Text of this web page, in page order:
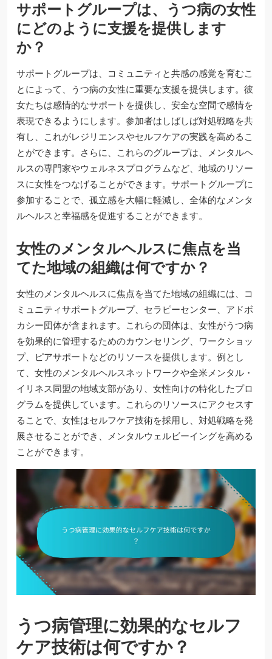
サポートグループは、うつ病の女性
にどのように支援を提供します
か？
サポートグループは、コミュニティと共感の感覚を育むこ
とによって、うつ病の女性に重要な支援を提供します。彼
女たちは感情的なサポートを提供し、安全な空間で感情を
表現できるようにします。参加者はしばしば対処戦略を共
有し、これがレジリエンスやセルフケアの実践を高めるこ
とができます。さらに、これらのグループは、メンタルヘ
ルスの専門家やウェルネスプログラムなど、地域のリソー
スに女性をつなげることができます。サポートグループに
参加することで、孤立感を大幅に軽減し、全体的なメンタ
ルヘルスと幸福感を促進することができます。
女性のメンタルヘルスに焦点を当
てた地域の組織は何ですか？
女性のメンタルヘルスに焦点を当てた地域の組織には、コ
ミュニティサポートグループ、セラピーセンター、アドボ
カシー団体が含まれます。これらの団体は、女性がうつ病
を効果的に管理するためのカウンセリング、ワークショッ
プ、ピアサポートなどのリソースを提供します。例とし
て、女性のメンタルヘルスネットワークや全米メンタル・
イリネス同盟の地域支部があり、女性向けの特化したプロ
グラムを提供しています。これらのリソースにアクセスす
ることで、女性はセルフケア技術を採用し、対処戦略を発
展させることができ、メンタルウェルビーイングを高める
ことができます。
うつ病管理に効果的なセルフ
ケア技術は何ですか？